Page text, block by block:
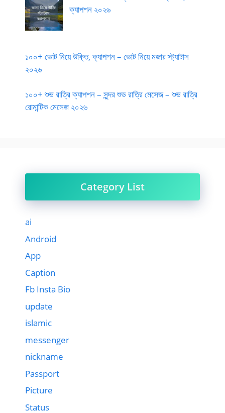
ক্যাপশন ২০২৬
১০০+ ভোট নিয়ে উক্তি, ক্যাপশন – ভোট নিয়ে মজার স্ট্যাটাস
২০২৬
১০০+ শুভ রাত্রি ক্যাপশন – সুন্দর শুভ রাত্রি মেসেজ – শুভ রাত্রি
রোমান্টিক মেসেজ ২০২৬
Category List
ai
Android
App
Caption
Fb Insta Bio
update
islamic
messenger
nickname
Passport
Picture
Status